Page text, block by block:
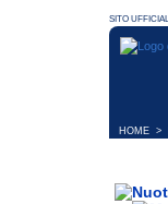
HOME >